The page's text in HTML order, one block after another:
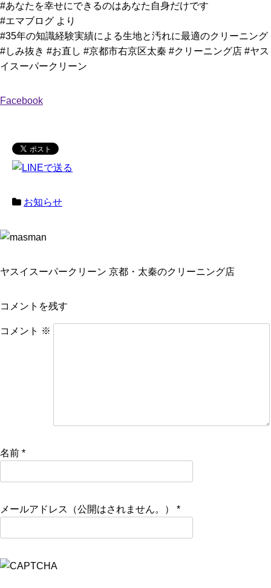
#あなたを幸せにできるのはあなた自身だけです
#エマブログ より
#35年の知識経験実績による生地と汚れに最適のクリーニング
#しみ抜き #お直し #京都市右京区太秦 #クリーニング店 #ヤス
イスーパークリーン
Facebook
お知らせ
ヤスイスーパークリーン 京都・太秦のクリーニング店
コメントを残す
コメント ※
名前 *
メールアドレス（公開はされません。） *